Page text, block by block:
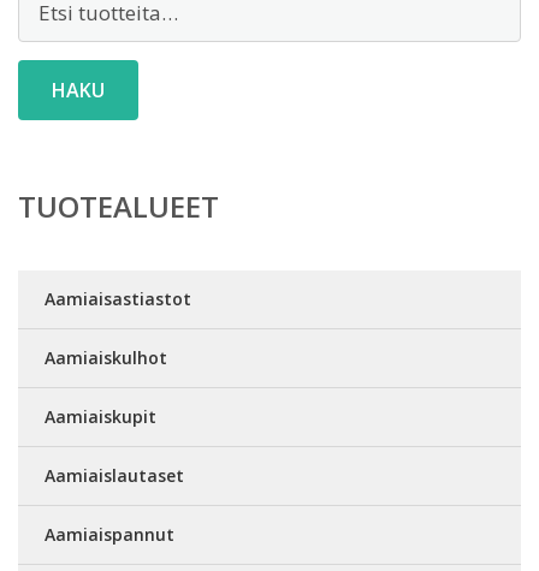
HAKU
TUOTEALUEET
Aamiaisastiastot
Aamiaiskulhot
Aamiaiskupit
Aamiaislautaset
Aamiaispannut